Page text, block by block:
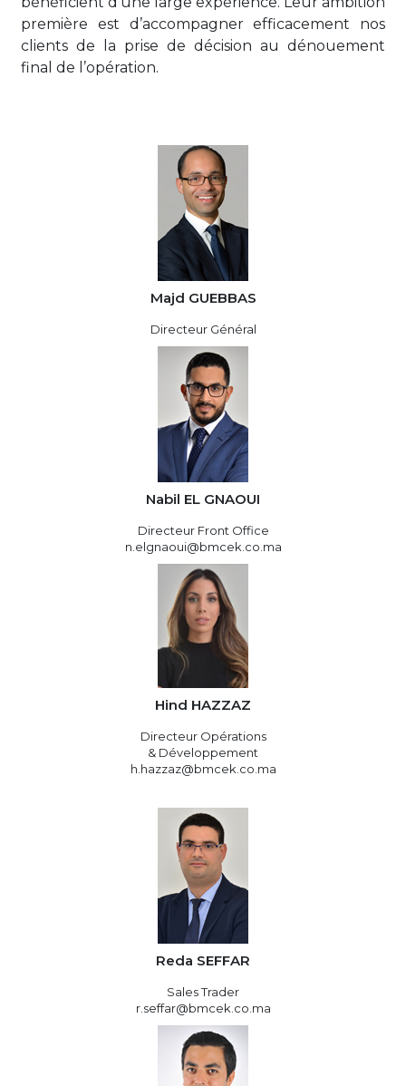
première est d’accompagner efficacement nos
clients de la prise de décision au dénouement
final de l’opération.
Majd GUEBBAS
Directeur Général
Nabil EL GNAOUI
Directeur Front Office
n.elgnaoui@bmcek.co.ma
Hind HAZZAZ
Directeur Opérations
& Développement
h.hazzaz@bmcek.co.ma
Reda SEFFAR
Sales Trader
r.seffar@bmcek.co.ma